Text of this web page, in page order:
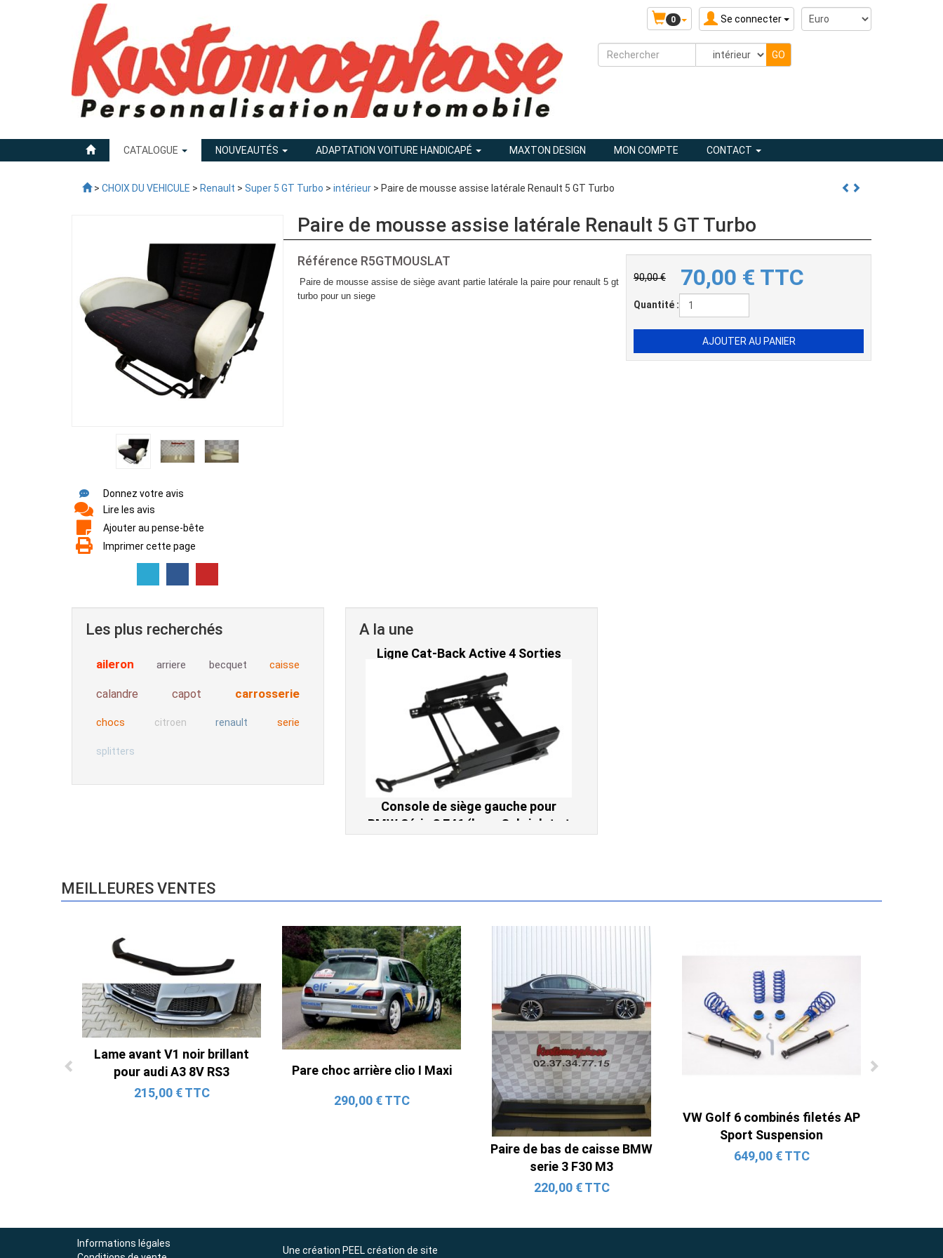
Se connecter
0
CATALOGUE NOUVEAUTÉS ADAPTATION VOITURE HANDICAPÉ MAXTON DESIGN MON COMPTE CONTACT
> CHOIX DU VEHICULE > Renault > Super 5 GT Turbo > intérieur > Paire de mousse assise latérale Renault 5 GT Turbo
Donnez votre avis
Lire les avis
Ajouter au pense-bête
Imprimer cette page
Paire de mousse assise latérale Renault 5 GT Turbo
90,00 € 70,00 € TTC
Quantité :
Référence R5GTMOUSLAT
Paire de mousse assise de siège avant partie latérale la paire pour renault 5 gt
turbo pour un siege
Les plus recherchés
aileron arriere becquet caisse
calandre capot carrosserie
chocs citroen renault serie
splitters
A la une
Ligne Cat-Back Active 4 Sorties
avec Tube en H pour Ford Mustang
GT & V6 (2015-2023)
2 690,00 € TTC
Console de siège gauche pour
BMW Série 3 E46 (hors Cabriolet et
MEILLEURES VENTES
Lame avant V1 noir brillant
pour audi A3 8V RS3
215,00 € TTC
Pare choc arrière clio I Maxi
290,00 € TTC
Paire de bas de caisse BMW
serie 3 F30 M3
220,00 € TTC
VW Golf 6 combinés filetés AP
Sport Suspension
649,00 € TTC
Informations légales
Une création PEEL création de site